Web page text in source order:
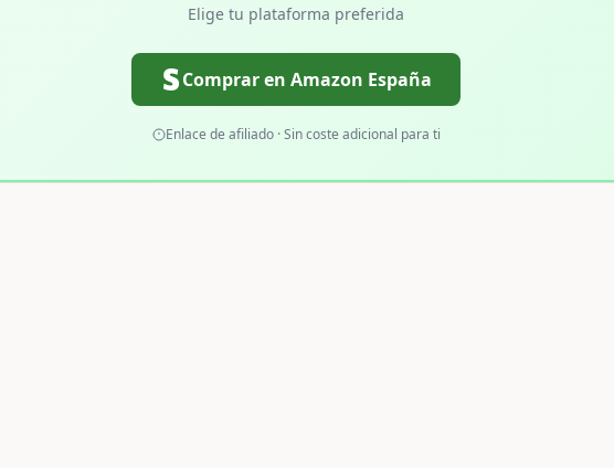
Elige tu plataforma preferida
Comprar en Amazon España
Enlace de afiliado · Sin coste adicional para ti